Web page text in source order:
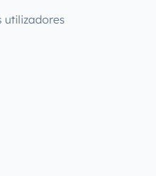
utilizadores